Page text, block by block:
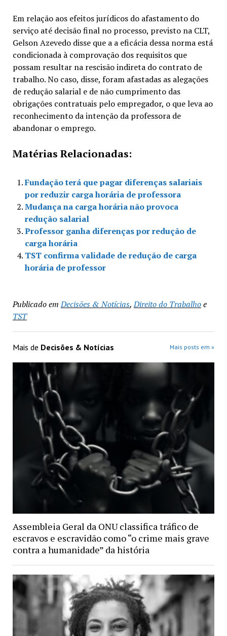
Em relação aos efeitos jurídicos do afastamento do
serviço até decisão final no processo, previsto na CLT,
Gelson Azevedo disse que a a eficácia dessa norma está
condicionada à comprovação dos requisitos que
possam resultar na rescisão indireta do contrato de
trabalho. No caso, disse, foram afastadas as alegações
de redução salarial e de não cumprimento das
obrigações contratuais pelo empregador, o que leva ao
reconhecimento da intenção da professora de
abandonar o emprego.
Matérias Relacionadas:
Fundação terá que pagar diferenças salariais
por reduzir carga horária de professora
Mudança na carga horária não provoca
redução salarial
Professor ganha diferenças por redução de
carga horária
TST confirma validade de redução de carga
horária de professor
Publicado em Decisões & Notícias,Direito do Trabalhoe
TST
Mais de Decisões & Notícias Mais posts em »
Assembleia Geral da ONU classifica tráfico de
escravos e escravidão como “o crime mais grave
contra a humanidade” da história